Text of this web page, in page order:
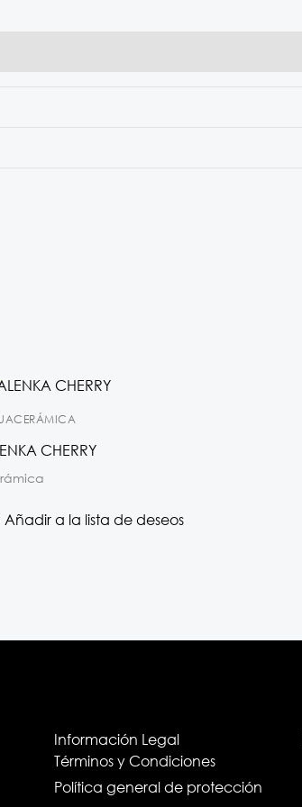
CHERRY
Añadir a la lista de deseos
Información Legal
Términos y Condiciones
Política general de protección